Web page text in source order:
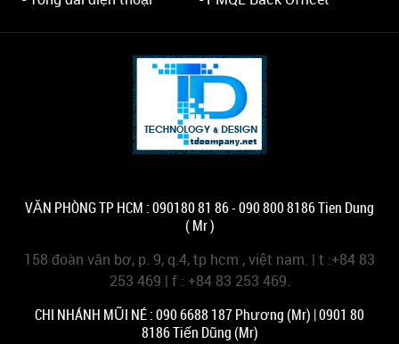
VĂN PHÒNG TP HCM : 090180 81 86 - 090 800 8186 Tien Dung
( Mr )
158 đoàn văn bơ, p. 9, q.4, tp hcm , việt nam. | t :+84 83
253 469 | f : +84 83 253 469.
CHI NHÁNH MŨI NÉ : 090 6688 187 Phương (Mr) | 0901 80
8186 Tiến Dũng (Mr)